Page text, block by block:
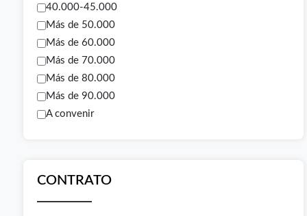
40.000-45.000
Más de 50.000
Más de 60.000
Más de 70.000
Más de 80.000
Más de 90.000
A convenir
CONTRATO